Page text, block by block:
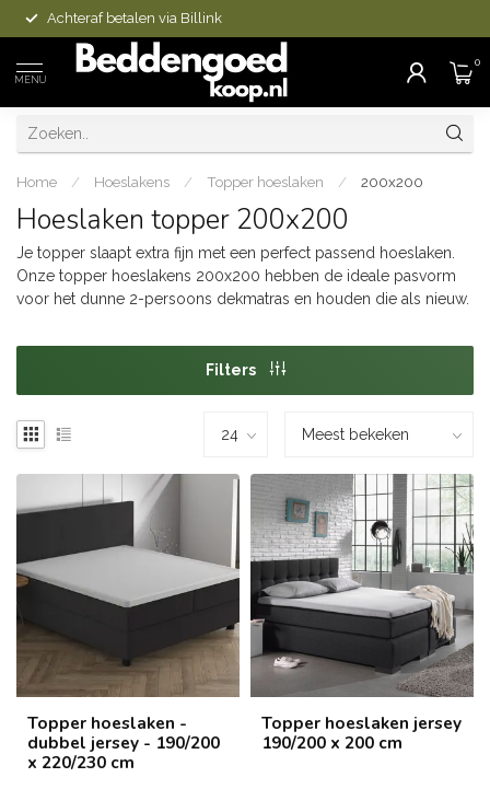
Achteraf betalen via Billink
MENU
0
Home / Hoeslakens / Topper hoeslaken / 200x200
Hoeslaken topper 200x200
Je topper slaapt extra fijn met een perfect passend hoeslaken.
Onze topper hoeslakens 200x200 hebben de ideale pasvorm
voor het dunne 2-persoons dekmatras en houden die als nieuw.
Filters
Topper hoeslaken -
dubbel jersey - 190/200
x 220/230 cm
Topper hoeslaken jersey
190/200 x 200 cm